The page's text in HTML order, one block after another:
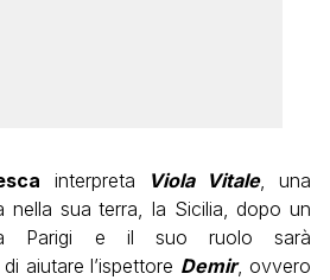
interpreta Viola Vitale, una
nella sua terra, la Sicilia, dopo un
a Parigi e il suo ruolo sarà
aiutare l’ispettore Demir, ovvero